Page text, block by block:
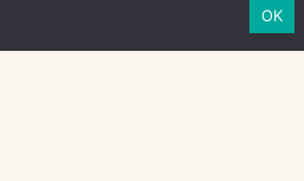
CENTRE NATIONAL DU LIVRE
OK